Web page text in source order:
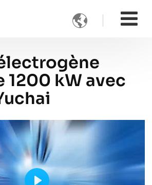

1200 kW avec